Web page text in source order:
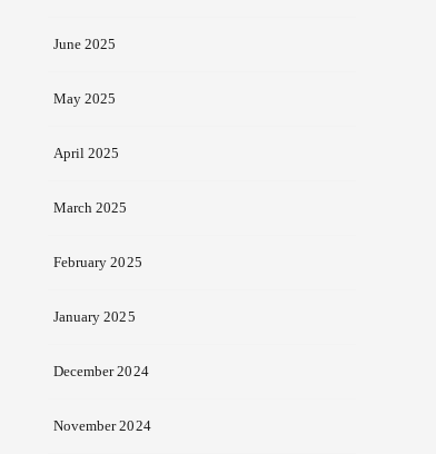
June 2025
May 2025
April 2025
March 2025
February 2025
January 2025
December 2024
November 2024